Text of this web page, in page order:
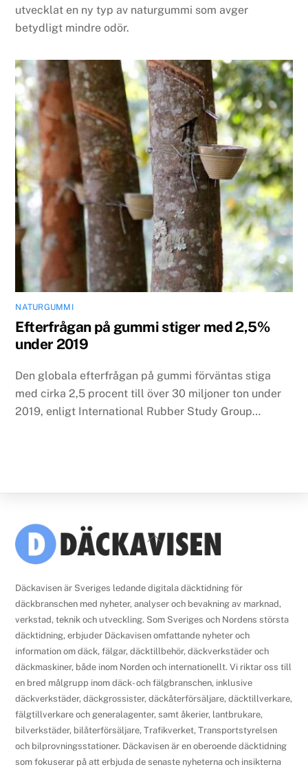
utvecklat en ny typ av naturgummi som avger
betydligt mindre odör.
NATURGUMMI
Efterfrågan på gummi stiger med 2,5%
under 2019
Den globala efterfrågan på gummi förväntas stiga
med cirka 2,5 procent till över 30 miljoner ton under
2019, enligt International Rubber Study Group…
Back
To
Däckavisen är Sveriges ledande digitala däcktidning för
däckbranschen med nyheter, analyser och bevakning av marknad,
verkstad, teknik och utveckling. Som Sveriges och Nordens största
däcktidning, erbjuder Däckavisen omfattande nyheter och
information om däck, fälgar, däcktillbehör, däckverkstäder och
däckmaskiner, både inom Norden och internationellt. Vi riktar oss till
en bred målgrupp inom däck- och fälgbranschen, inklusive
däckverkstäder, däckgrossister, däckåterförsäljare, däcktillverkare,
fälgtillverkare och generalagenter, samt åkerier, lantbrukare,
bilverkstäder, bilåterförsäljare, Trafikverket, Transportstyrelsen
och bilprovningsstationer. Däckavisen är en oberoende däcktidning
som fokuserar på att erbjuda de senaste nyheterna och insikterna